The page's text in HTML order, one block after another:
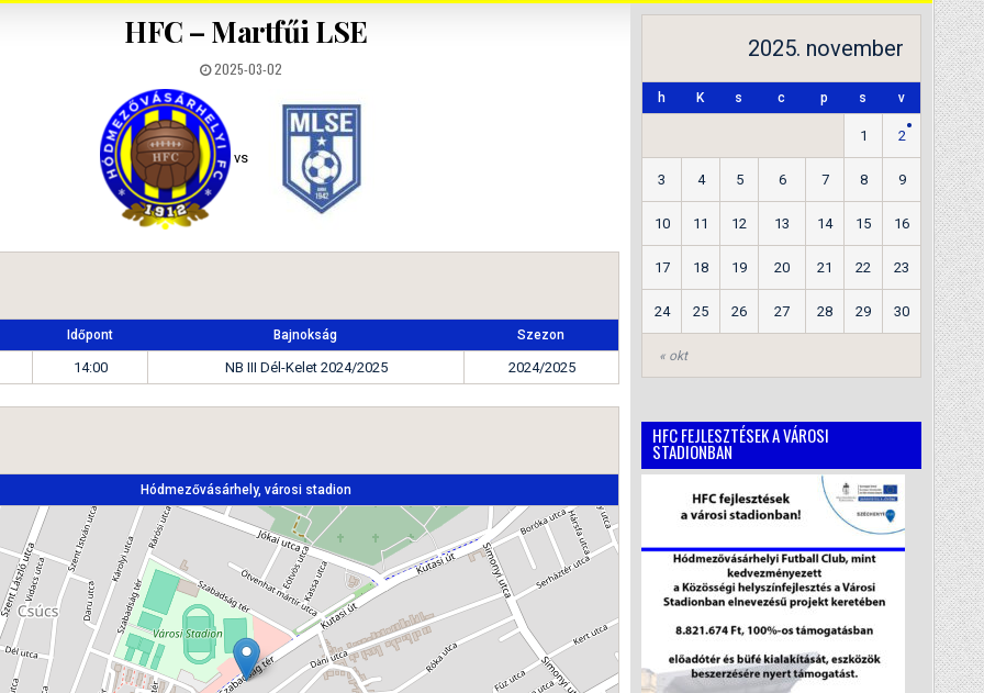
HFC – Martfűi LSE
2025-03-02
vs
Időpont Bajnokság Szezon
14:00 NB III Dél-Kelet 2024/2025 2024/2025
Hódmezővásárhely, városi stadion
2025. november
h K s c p s v
« okt
1 2
3 4 5 6 7 8 9
10 11 12 13 14 15 16
17 18 19 20 21 22 23
24 25 26 27 28 29 30
HFC FEJLESZTÉSEK A VÁROSI
STADIONBAN